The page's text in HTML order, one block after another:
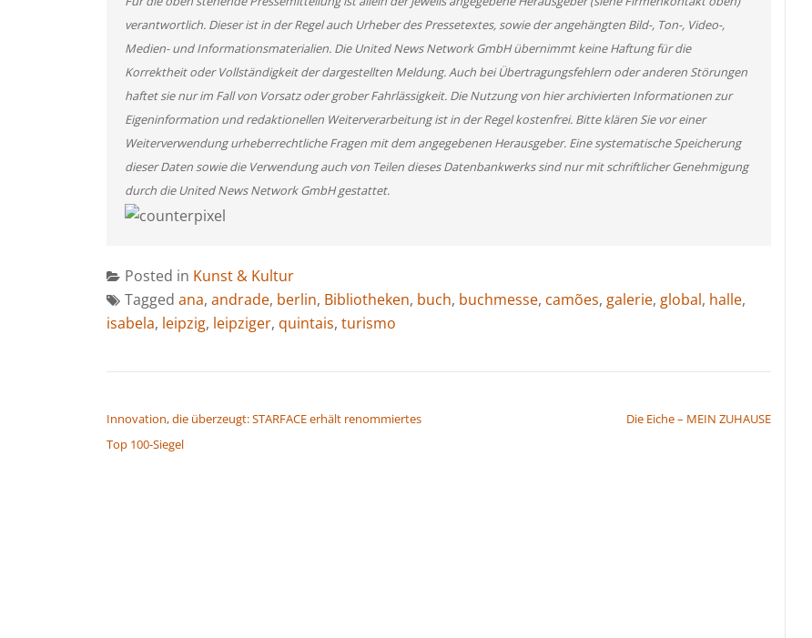
verantwortlich. Dieser ist in der Regel auch Urheber des Pressetextes, sowie der angehängten Bild-, Ton-, Video-,
Medien- und Informationsmaterialien. Die United News Network GmbH übernimmt keine Haftung für die
Korrektheit oder Vollständigkeit der dargestellten Meldung. Auch bei Übertragungsfehlern oder anderen Störungen
haftet sie nur im Fall von Vorsatz oder grober Fahrlässigkeit. Die Nutzung von hier archivierten Informationen zur
Eigeninformation und redaktionellen Weiterverarbeitung ist in der Regel kostenfrei. Bitte klären Sie vor einer
Weiterverwendung urheberrechtliche Fragen mit dem angegebenen Herausgeber. Eine systematische Speicherung
dieser Daten sowie die Verwendung auch von Teilen dieses Datenbankwerks sind nur mit schriftlicher Genehmigung
durch die United News Network GmbH gestattet.
Posted in Kunst & Kultur
Tagged ana, andrade, berlin, Bibliotheken, buch, buchmesse, camões, galerie, global, halle,
isabela, leipzig, leipziger, quintais, turismo
Innovation, die überzeugt: STARFACE erhält renommiertes
Top 100-Siegel
Die Eiche – MEIN ZUHAUSE